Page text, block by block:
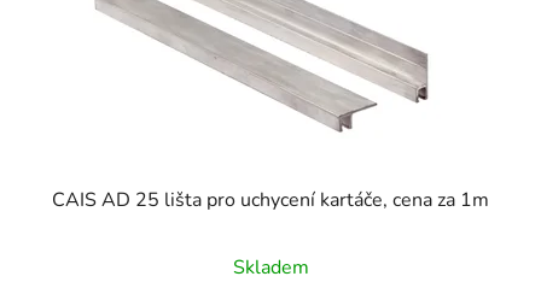
CAIS AD 25 lišta pro uchycení kartáče, cena za 1m
Skladem